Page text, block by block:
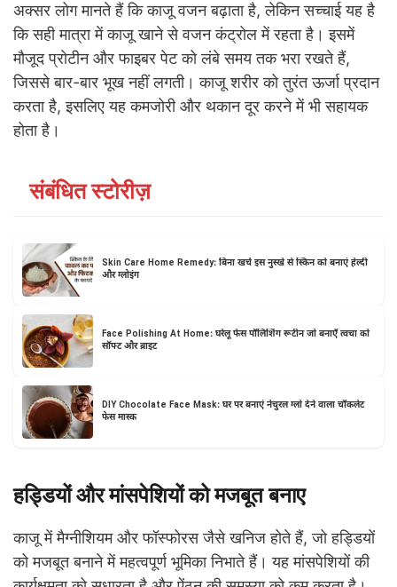
अक्सर लोग मानते हैं कि काजू वजन बढ़ाता है, लेकिन सच्चाई यह है
कि सही मात्रा में काजू खाने से वजन कंट्रोल में रहता है। इसमें
मौजूद प्रोटीन और फाइबर पेट को लंबे समय तक भरा रखते हैं,
जिससे बार-बार भूख नहीं लगती। काजू शरीर को तुरंत ऊर्जा प्रदान
करता है, इसलिए यह कमजोरी और थकान दूर करने में भी सहायक
होता है।
संबंधित स्टोरीज़
Skin Care Home Remedy: बिना खर्च इस नुस्खे से स्किन को बनाएं हेल्दी
और ग्लोइंग
Face Polishing At Home: घरेलू फेस पॉलिशिंग रूटीन जो बनाएँ त्वचा को
सॉफ्ट और ब्राइट
DIY Chocolate Face Mask: घर पर बनाएं नेचुरल ग्लो देने वाला चॉकलेट
फेस मास्क
हड्डियों और मांसपेशियों को मजबूत बनाए
काजू में मैग्नीशियम और फॉस्फोरस जैसे खनिज होते हैं, जो हड्डियों
को मजबूत बनाने में महत्वपूर्ण भूमिका निभाते हैं। यह मांसपेशियों की